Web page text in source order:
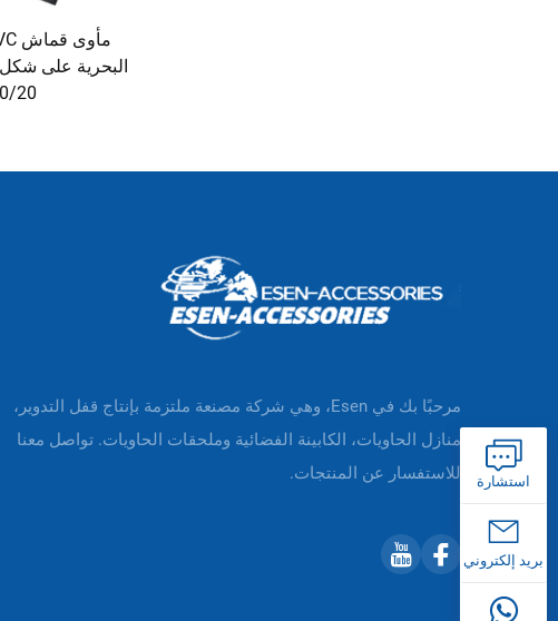
البحرية على شكل
40/20
مرحبًا بك في Esen، وهي شركة مصنعة ملتزمة بإنتاج قفل التدوير،
منازل الحاويات، الكابينة الفضائية وملحقات الحاويات. تواصل معنا
للاستفسار عن المنتجات.
استشارة
بريد إلكتروني